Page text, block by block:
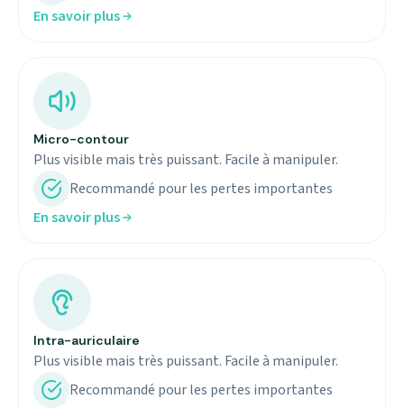
Micro-contour
Plus visible mais très puissant. Facile à manipuler.
Recommandé pour les pertes importantes
En savoir plus
En savoir plus
Intra-auriculaire
Plus visible mais très puissant. Facile à manipuler.
Recommandé pour les pertes importantes